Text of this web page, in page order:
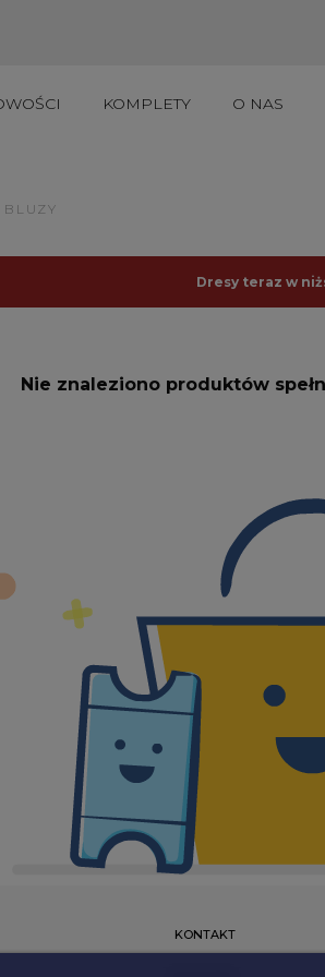
KOMPLETY O NAS
BLUZY
Dresy teraz w
Nie znaleziono produktów
KONTAKT